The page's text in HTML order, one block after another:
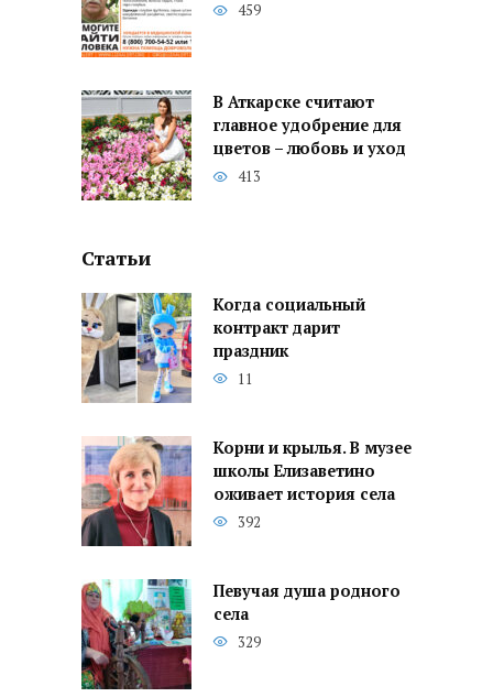
459
В Аткарске считают
главное удобрение для
цветов – любовь и уход
413
Статьи
Когда социальный
контракт дарит
праздник
11
Корни и крылья. В музее
школы Елизаветино
оживает история села
392
Певучая душа родного
села
329